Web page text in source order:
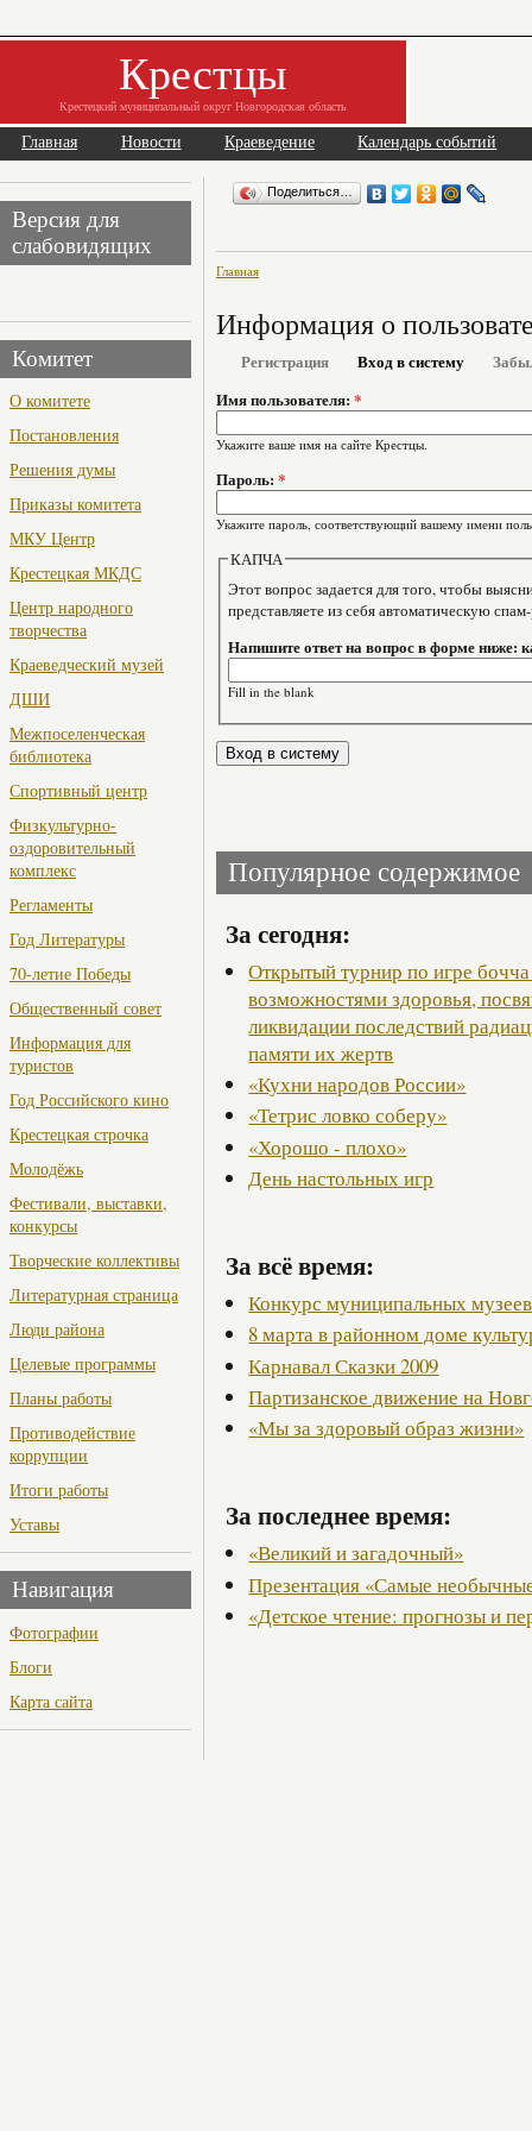
Крестцы
Крестецкий муниципальный округ Новгородская область
Главная Новости Краеведение Календарь событий
Версия для
слабовидящих
Комитет
О комитете
Постановления
Решения думы
Приказы комитета
МКУ Центр
Крестецкая МКДС
Центр народного
творчества
Краеведческий музей
ДШИ
Межпоселенческая
библиотека
Спортивный центр
Физкультурно-
оздоровительный
комплекс
Регламенты
Год Литературы
70-летие Победы
Общественный совет
Информация для
туристов
Год Российского кино
Крестецкая строчка
Молодёжь
Фестивали, выставки,
конкурсы
Творческие коллективы
Литературная страница
Люди района
Целевые программы
Планы работы
Противодействие
коррупции
Итоги работы
Уставы
Навигация
Фотографии
Блоги
Карта сайта
Поделиться…
Главная
Информация о
Регистрация Вход в систему
Имя пользователя: *
Укажите ваше имя на сайте Крестцы.
Пароль: *
Укажите пароль, соответствующий вашему имени
КАПЧА
Этот вопрос задается для того, чтобы выяснить,
представляете из себя автоматическую
Напишите ответ на вопрос в форме ниже:
Fill in the blank
Популярное содержимое
За сегодня:
Открытый турнир по игре
возможностями здоровья,
ликвидации последствий
памяти их жертв
«Кухни народов России»
«Тетрис ловко соберу»
«Хорошо - плохо»
День настольных игр
За всё время:
Конкурс муниципальных музеев
8 марта в районном доме
Карнавал Сказки 2009
Партизанское движение на
«Мы за здоровый образ жизни»
За последнее время:
«Великий и загадочный»
Презентация «Самые
«Детское чтение: прогнозы и